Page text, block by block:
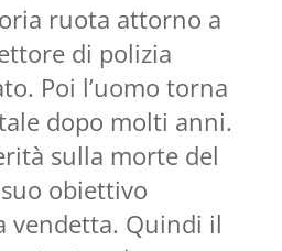
ruota attorno a
di polizia
Poi l’uomo torna
dopo molti anni.
sulla morte del
obiettivo
vendetta. Quindi il